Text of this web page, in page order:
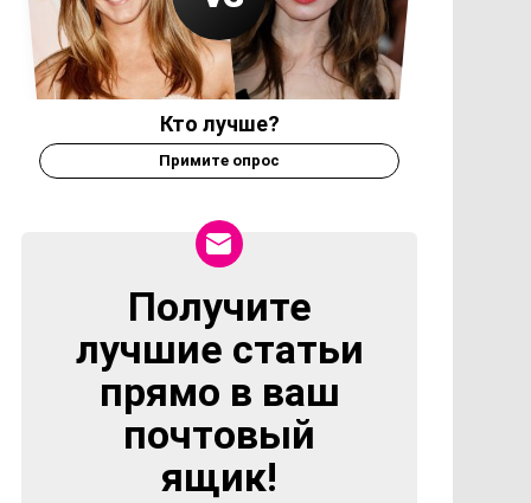
Кто лучше?
Примите опрос
NEWSLETTER
Получите
лучшие статьи
прямо в ваш
почтовый
ящик!